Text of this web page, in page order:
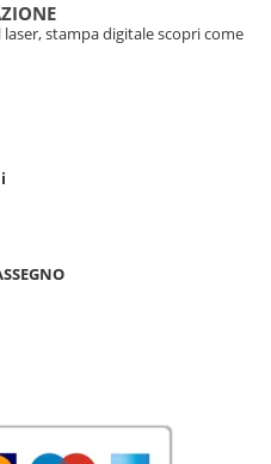
stampa digitale scopri come